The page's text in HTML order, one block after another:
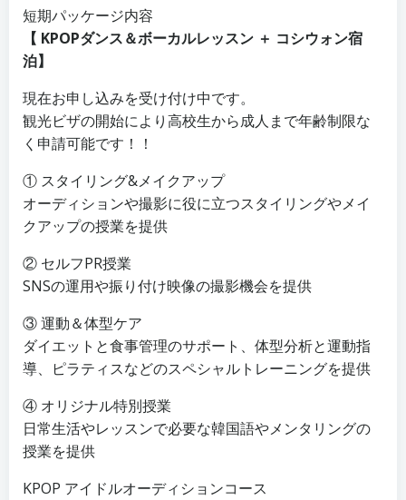
短期パッケージ内容
【 KPOPダンス＆ボーカルレッスン ＋ コシウォン宿
泊】
現在お申し込みを受け付け中です。
観光ビザの開始により高校生から成人まで年齢制限な
く申請可能です！！
① スタイリング&メイクアップ
オーディションや撮影に役に立つスタイリングやメイ
クアップの授業を提供
② セルフPR授業
SNSの運用や振り付け映像の撮影機会を提供
③ 運動＆体型ケア
ダイエットと食事管理のサポート、体型分析と運動指
導、ピラティスなどのスペシャルトレーニングを提供
④ オリジナル特別授業
日常生活やレッスンで必要な韓国語やメンタリングの
授業を提供
KPOP アイドルオーディションコース